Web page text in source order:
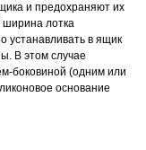
и предохраняют их
ширина лотка
устанавливать в ящик
В этом случае
боковиной (одним или
основание